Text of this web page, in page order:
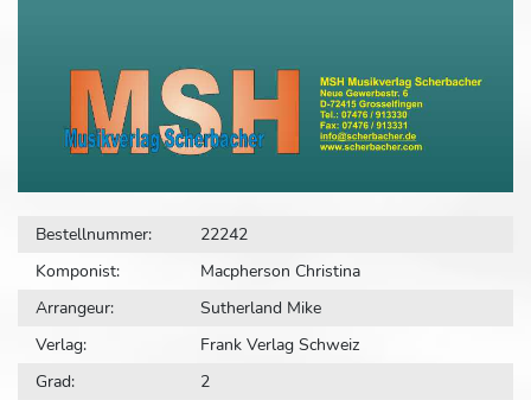
Bestellnummer:
22242
Komponist:
Macpherson Christina
Arrangeur:
Sutherland Mike
Verlag:
Frank Verlag Schweiz
Grad:
2